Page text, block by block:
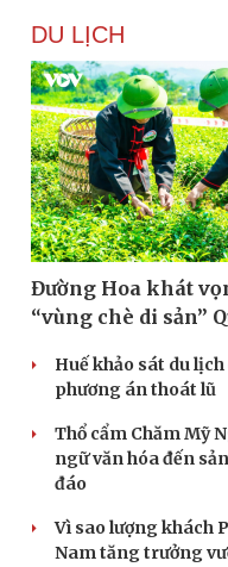
DU LỊCH
Đường Hoa khát
“vùng chè di sản”
Huế khảo sát du
phương án thoát lũ
Thổ cẩm Chăm Mỹ
ngữ văn hóa đến
đáo
Vì sao lượng khách
Nam tăng trưởng